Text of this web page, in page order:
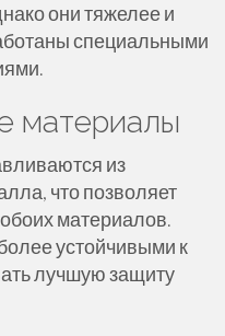
они тяжелее и
специальными
материалы
из
что позволяет
материалов.
устойчивыми к
лучшую защиту